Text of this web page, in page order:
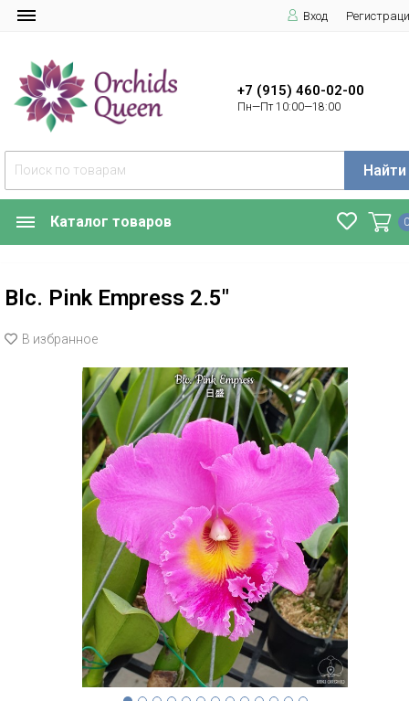
Вход
+7 (915) 460-02-00
Пн—Пт 10:00—18:00
Найти
Каталог товаров
Blc. Pink Empress 2.5"
В избранное